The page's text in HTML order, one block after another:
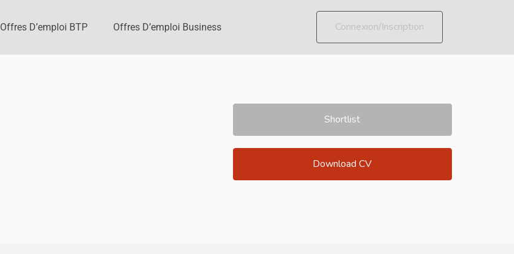
Offres D’emploi BTP Offres D’emploi Business Connexion/Inscription
Shortlist
Download CV